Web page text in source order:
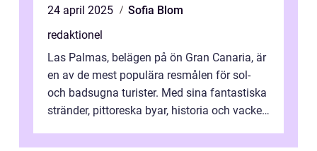
24 april 2025
Sofia Blom
redaktionel
Las Palmas, belägen på ön Gran Canaria, är
en av de mest populära resmålen för sol-
och badsugna turister. Med sina fantastiska
stränder, pittoreska byar, historia och vacker